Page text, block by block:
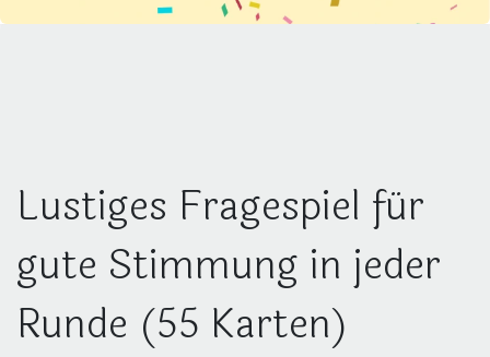
Lustiges Fragespiel für
gute Stimmung in jeder
Runde (55 Karten)